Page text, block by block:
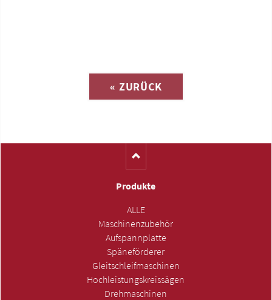
« ZURÜCK
Produkte
ALLE
Maschinenzubehör
Aufspannplatte
Späneförderer
Gleitschleifmaschinen
Hochleistungskreissägen
Drehmaschinen